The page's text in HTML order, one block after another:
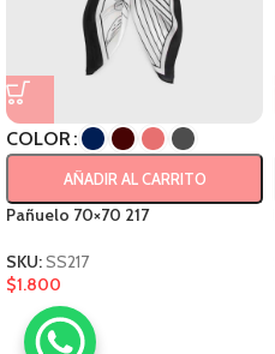
COLOR
AÑADIR AL CARRITO
Pañuelo 70×70 217
SKU:SS217
$1.800